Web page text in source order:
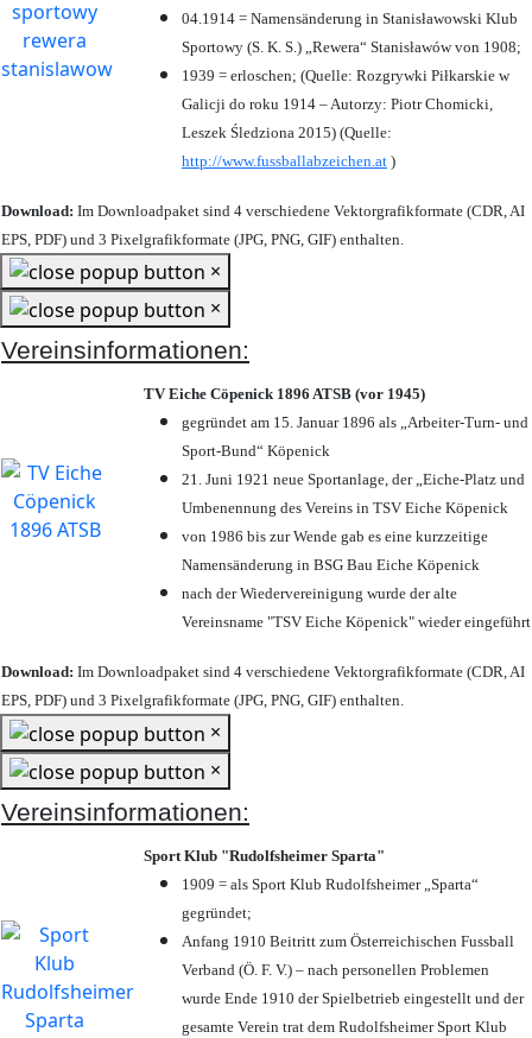
04.1914 = Namensänderung in Stanisławowski Klub
Sportowy (S. K. S.) „Rewera“ Stanisławów von 1908;
1939 = erloschen; (Quelle: Rozgrywki Piłkarskie w
Galicji do roku 1914 – Autorzy: Piotr Chomicki,
Leszek Śledziona 2015) (Quelle:
http://www.fussballabzeichen.at )
Download: Im Downloadpaket sind 4 verschiedene Vektorgrafikformate (CDR, AI
EPS, PDF) und 3 Pixelgrafikformate (JPG, PNG, GIF) enthalten.
×
×
Vereinsinformationen:
TV Eiche Cöpenick 1896 ATSB (vor 1945)
gegründet am 15. Januar 1896 als „Arbeiter-Turn- und
Sport-Bund“ Köpenick
21. Juni 1921 neue Sportanlage, der „Eiche-Platz und
Umbenennung des Vereins in TSV Eiche Köpenick
von 1986 bis zur Wende gab es eine kurzzeitige
Namensänderung in BSG Bau Eiche Köpenick
nach der Wiedervereinigung wurde der alte
Vereinsname "TSV Eiche Köpenick" wieder eingeführt
Download: Im Downloadpaket sind 4 verschiedene Vektorgrafikformate (CDR, AI
EPS, PDF) und 3 Pixelgrafikformate (JPG, PNG, GIF) enthalten.
×
×
Vereinsinformationen:
Sport Klub "Rudolfsheimer Sparta"
1909 = als Sport Klub Rudolfsheimer „Sparta“
gegründet;
Anfang 1910 Beitritt zum Österreichischen Fussball
Verband (Ö. F. V.) – nach personellen Problemen
wurde Ende 1910 der Spielbetrieb eingestellt und der
gesamte Verein trat dem Rudolfsheimer Sport Klub